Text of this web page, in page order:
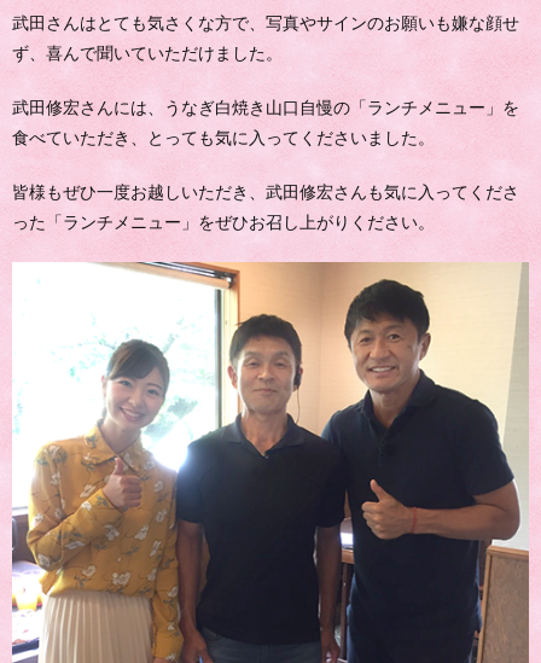
武田さんはとても気さくな方で、写真やサインのお願いも嫌な顔せ
ず、喜んで聞いていただけました。
武田修宏さんには、うなぎ白焼き山口自慢の「ランチメニュー」を
食べていただき、とっても気に入ってくださいました。
皆様もぜひ一度お越しいただき、武田修宏さんも気に入ってくださ
った「ランチメニュー」をぜひお召し上がりください。